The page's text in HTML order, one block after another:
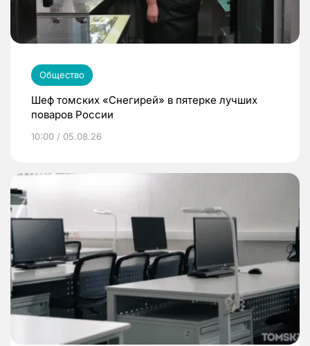
Общество
Шеф томских «Снегирей» в пятерке лучших
поваров России
10:00 / 05.08.26